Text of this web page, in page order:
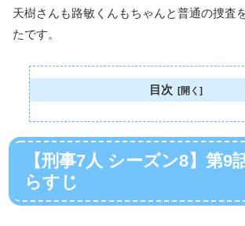
天樹さんも路敏くんもちゃんと普通の捜査
たです。
目次
【刑事7人 シーズン8】第9
らすじ